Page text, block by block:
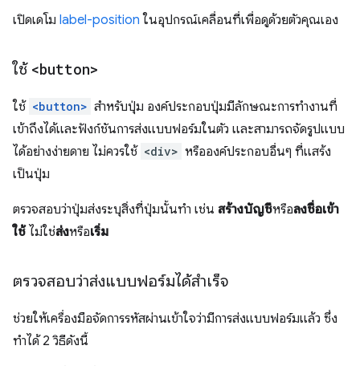
เปิดเดโม label-position ในอุปกรณ์เคลื่อนที่เพื่อดูด้วยตัวคุณเอง
ใช้ <button>
ใช้ <button> สำหรับปุ่ม องค์ประกอบปุ่มมีลักษณะการทำงานที่
เข้าถึงได้และฟังก์ชันการส่งแบบฟอร์มในตัว และสามารถจัดรูปแบบ
ได้อย่างง่ายดาย ไม่ควรใช้ <div> หรือองค์ประกอบอื่นๆ ที่แสร้ง
เป็นปุ่ม
ตรวจสอบว่าปุ่มส่งระบุสิ่งที่ปุ่มนั้นทำ เช่น สร้างบัญชีหรือลงชื่อเข้า
ใช้ ไม่ใช่ส่งหรือเริ่ม
ตรวจสอบว่าส่งแบบฟอร์มได้สำเร็จ
ช่วยให้เครื่องมือจัดการรหัสผ่านเข้าใจว่ามีการส่งแบบฟอร์มแล้ว ซึ่ง
ทำได้ 2 วิธีดังนี้